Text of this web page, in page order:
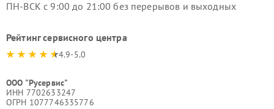
ПН-ВСК с 9:00 до 21:00 без перерывов и выходных
Рейтинг сервисного центра
4.9-5.0
ООО "Русервис"
ИНН 7702633247
ОГРН 1077746335776